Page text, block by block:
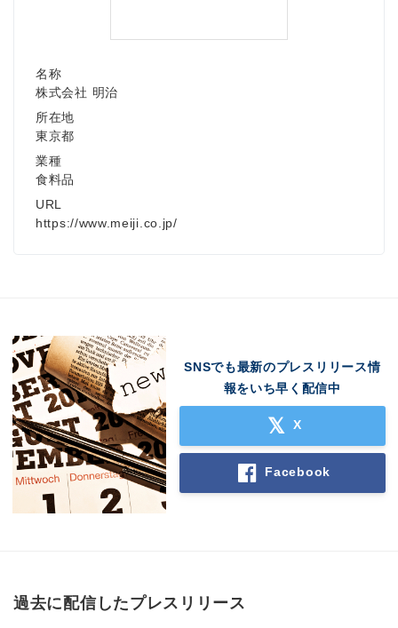
名称
株式会社 明治
所在地
東京都
業種
食料品
URL
https://www.meiji.co.jp/
SNSでも最新のプレスリリース情
報をいち早く配信中
X
Facebook
過去に配信したプレスリリース